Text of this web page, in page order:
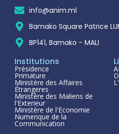
info@anim.ml
Bamako Square Patrice
BP141, Bamako - MALI
Institutions
Présidence
Primature
Ministère des Affaires
Étrangeres
Ministère des Maliens de
l'Exterieur
Ministère de l'Economie
Numerique de la
Communication